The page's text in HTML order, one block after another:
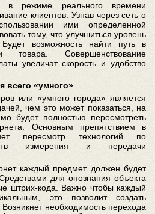
в режиме реального времени
клиентов. Узнав через сеть о
ими определенной
тому, что улучшиться уровень
возможность найти путь в
товара. Совершенствование
увеличат скорость и удобство
всего «умного»
или «умного города» является
чем это может показаться, на
будет полностью пересмотреть
Основным препятствием в
пересмотр технологий по
измерения и передачи
каждый предмет должен будет
для опознания объекта
штрих-кода. Важно чтобы каждый
это позволит создать
необходимость перехода